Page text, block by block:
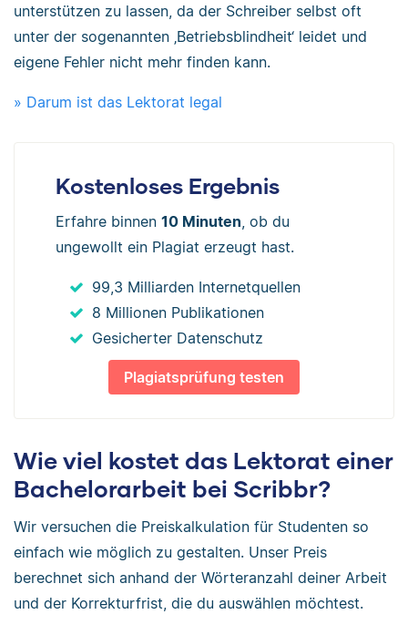
unterstützen zu lassen, da der Schreiber selbst oft
unter der sogenannten ‚Betriebsblindheit‘ leidet und
eigene Fehler nicht mehr finden kann.
» Darum ist das Lektorat legal
Kostenloses Ergebnis
Erfahre binnen 10 Minuten , ob du
ungewollt ein Plagiat erzeugt hast.
99,3 Milliarden Internetquellen
8 Millionen Publikationen
Gesicherter Datenschutz
Plagiatsprüfung testen
Wie viel kostet das Lektorat einer
Bachelorarbeit bei Scribbr?
Wir versuchen die Preiskalkulation für Studenten so
einfach wie möglich zu gestalten. Unser Preis
berechnet sich anhand der Wörteranzahl deiner Arbeit
und der Korrekturfrist, die du auswählen möchtest.